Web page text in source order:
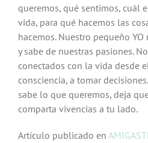
queremos, qué sentimos, cuál
vida, para qué hacemos las
hacemos. Nuestro pequeño
y sabe de nuestras pasiones.
conectados con la vida desde
consciencia, a tomar
sabe lo que queremos, deja
comparta vivencias a tu lado.
Artículo publicado en